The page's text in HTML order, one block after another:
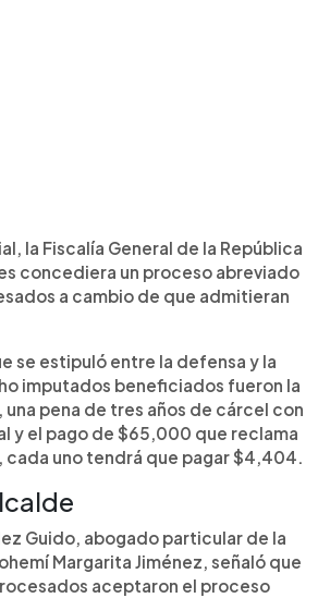
la Fiscalía General de la República
concediera un proceso abreviado
a cambio de que admitieran
se estipuló entre la defensa y la
imputados beneficiados fueron la
pena de tres años de cárcel con
y el pago de $65,000 que reclama
cada uno tendrá que pagar $4,404.
Guido, abogado particular de la
Margarita Jiménez, señaló que
aceptaron el proceso